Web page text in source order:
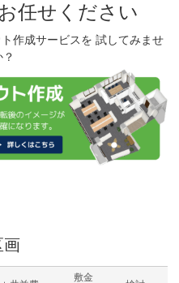
任せください
作成サービスを 試してみませ
？
画
敷金